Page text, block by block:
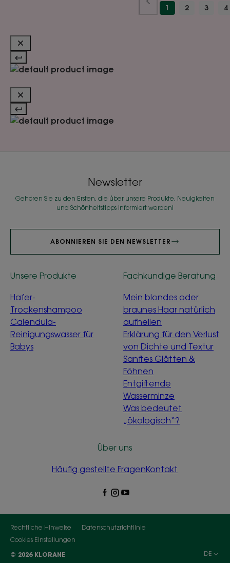
1 2 3 4
Newsletter
Gehören Sie zu den Ersten, die über unsere Produkte, Neuigkeiten
und Schönheitstipps informiert werden!
ABONNIEREN SIE DEN NEWSLETTER
Unsere Produkte
Hafer-
Trockenshampoo
Calendula-
Reinigungswasser für
Babys
Fachkundige Beratung
Mein blondes oder
braunes Haar natürlich
aufhellen
Erklärung für den Verlust
von Dichte und Textur
Sanftes Glätten &
Föhnen
Entgiftende
Wasserminze
Was bedeutet
„ökologisch“?
Über uns
Häufig gestellte FragenKontakt
Rechtliche Hinweise
Datenschutzrichtlinie
Cookies Einstellungen
© 2026 KLORANE
DE